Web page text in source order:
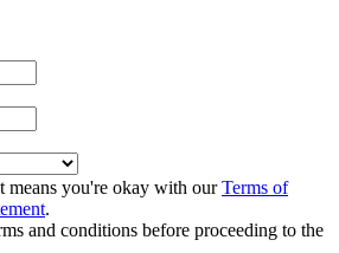
means you're okay with ourTerms of
.
and conditions before proceeding to the